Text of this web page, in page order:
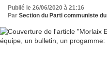
Publié le 26/06/2020 à 21:16
Par Section du Parti communiste